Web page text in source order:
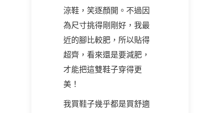
涼鞋，笑逐顏開。不過因
為尺寸挑得剛剛好，我最
近的腳比較肥，所以貼得
超齊，看來還是要減肥，
才能把這雙鞋子穿得更
美！
我買鞋子幾乎都是買舒適